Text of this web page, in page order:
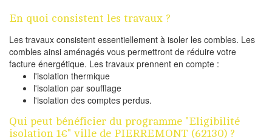
En quoi consistent les travaux ?
Les travaux consistent essentiellement à isoler les combles. Les
combles ainsi aménagés vous permettront de réduire votre
facture énergétique. Les travaux prennent en compte :
l'isolation thermique
l'isolation par soufflage
l'isolation des comptes perdus.
Qui peut bénéficier du programme "Eligibilité
isolation 1€" ville de PIERREMONT (62130) ?